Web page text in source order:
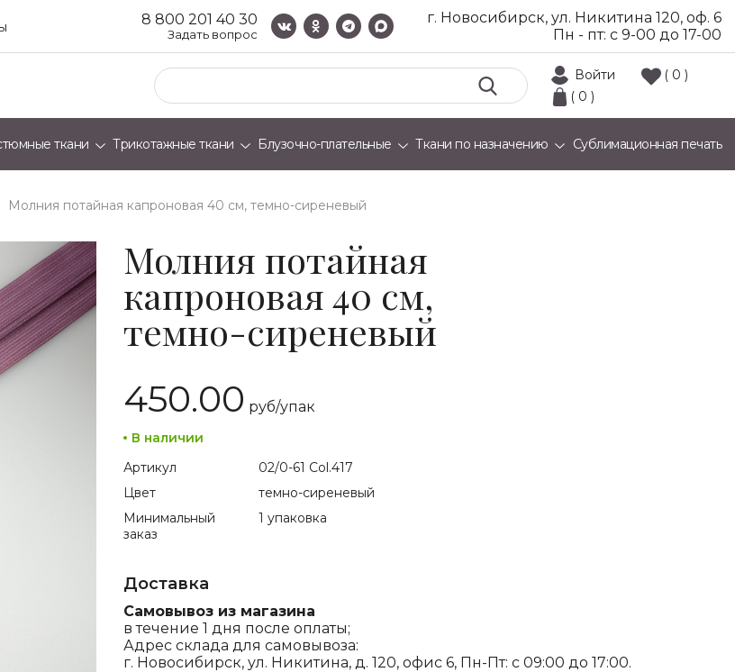
8 800 201 40 30
Задать вопрос
г. Новосибирск, ул. Никитина 120, оф. 6
Пн - пт: с 9-00 до 17-00
Войти
( 0 )
( 0 )
ткани Трикотажные ткани Блузочно-плательные Ткани по назначению Сублимационная печать
молния потайная капроновая 40 см, темно-сиреневый
Молния потайная
капроновая 40 см,
темно-сиреневый
450.00 руб/упак
В наличии
Артикул
02/0-61 Col.417
Цвет
темно-сиреневый
Минимальный
заказ
1 упаковка
Доставка
Самовывоз из магазина
в течение 1 дня после оплаты;
Адрес склада для самовывоза:
г. Новосибирск, ул. Никитина, д. 120, офис 6, Пн-Пт: с 09:00 до 17:00.